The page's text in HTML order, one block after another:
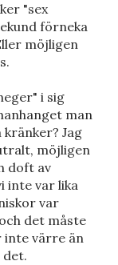
"sex
förneka
möjligen
i sig
man
Jag
möjligen
doft av
inte var lika
var
det måste
inte värre än
det.